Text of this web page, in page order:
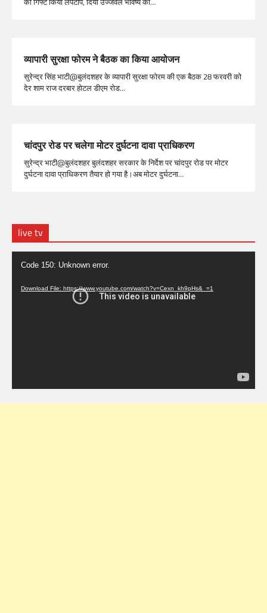
व्यापारी सुरक्षा फोरम ने बैठक का किया आयोजन
सुरेन्द्र सिंह भाटी@बुलंदशहर के व्यापारी सुरक्षा फोरम की एक बैठक 28 फरवरी को
देर शाम राज दरबार होटल डीएम रोड…
चांदपुर रोड पर चलेगा मोटर दुर्घटना दावा प्राधिकरण
सुरेन्द्र भाटी@बुलंदशहर बुलंदशहर सरकार के निर्देश पर चांदपुर रोड पर मोटर
दुर्घटना दावा प्राधिकरण तैयार हो गया है।अब मोटर दुर्घटना…
live tv
Video
Code 150: Unknown error.
Download File: https://www.youtube.com/watch?v=Cexn_kh9pHs&_=1